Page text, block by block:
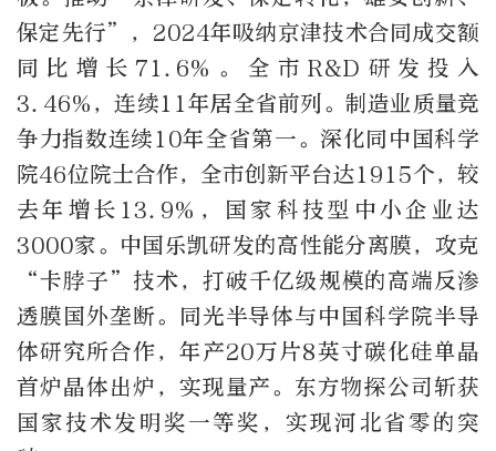
保定先行”，2024年吸纳京津技术合同成交额
同比增长71.6%。全市R&D研发投入
3.46%，连续11年居全省前列。制造业质量竞
争力指数连续10年全省第一。深化同中国科学
院46位院士合作，全市创新平台达1915个，较
去年增长13.9%，国家科技型中小企业达
3000家。中国乐凯研发的高性能分离膜，攻克
“卡脖子”技术，打破千亿级规模的高端反渗
透膜国外垄断。同光半导体与中国科学院半导
体研究所合作，年产20万片8英寸碳化硅单晶
首炉晶体出炉，实现量产。东方物探公司斩获
国家技术发明奖一等奖，实现河北省零的突